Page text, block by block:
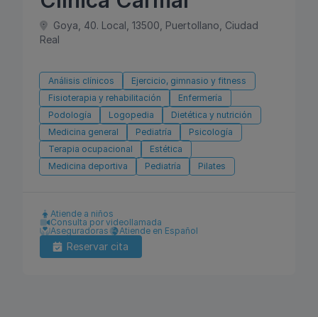
Goya, 40. Local, 13500, Puertollano, Ciudad
Real
Análisis clínicos
Ejercicio, gimnasio y fitness
Fisioterapia y rehabilitación
Enfermería
Podología
Logopedia
Dietética y nutrición
Medicina general
Pediatría
Psicología
Terapia ocupacional
Estética
Medicina deportiva
Pediatría Pilates
Atiende a niños
Consulta por videollamada
Aseguradoras
Atiende en Español
Reservar cita